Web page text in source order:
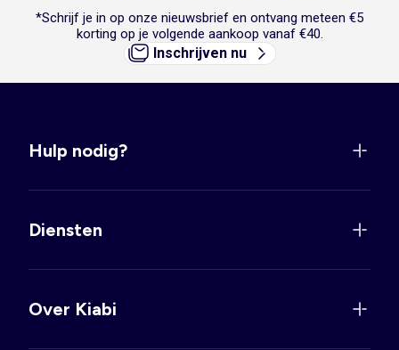
*Schrijf je in op onze nieuwsbrief en ontvang meteen €5
korting op je volgende aankoop vanaf €40.
Inschrijven nu
Hulp nodig?
Diensten
Over Kiabi